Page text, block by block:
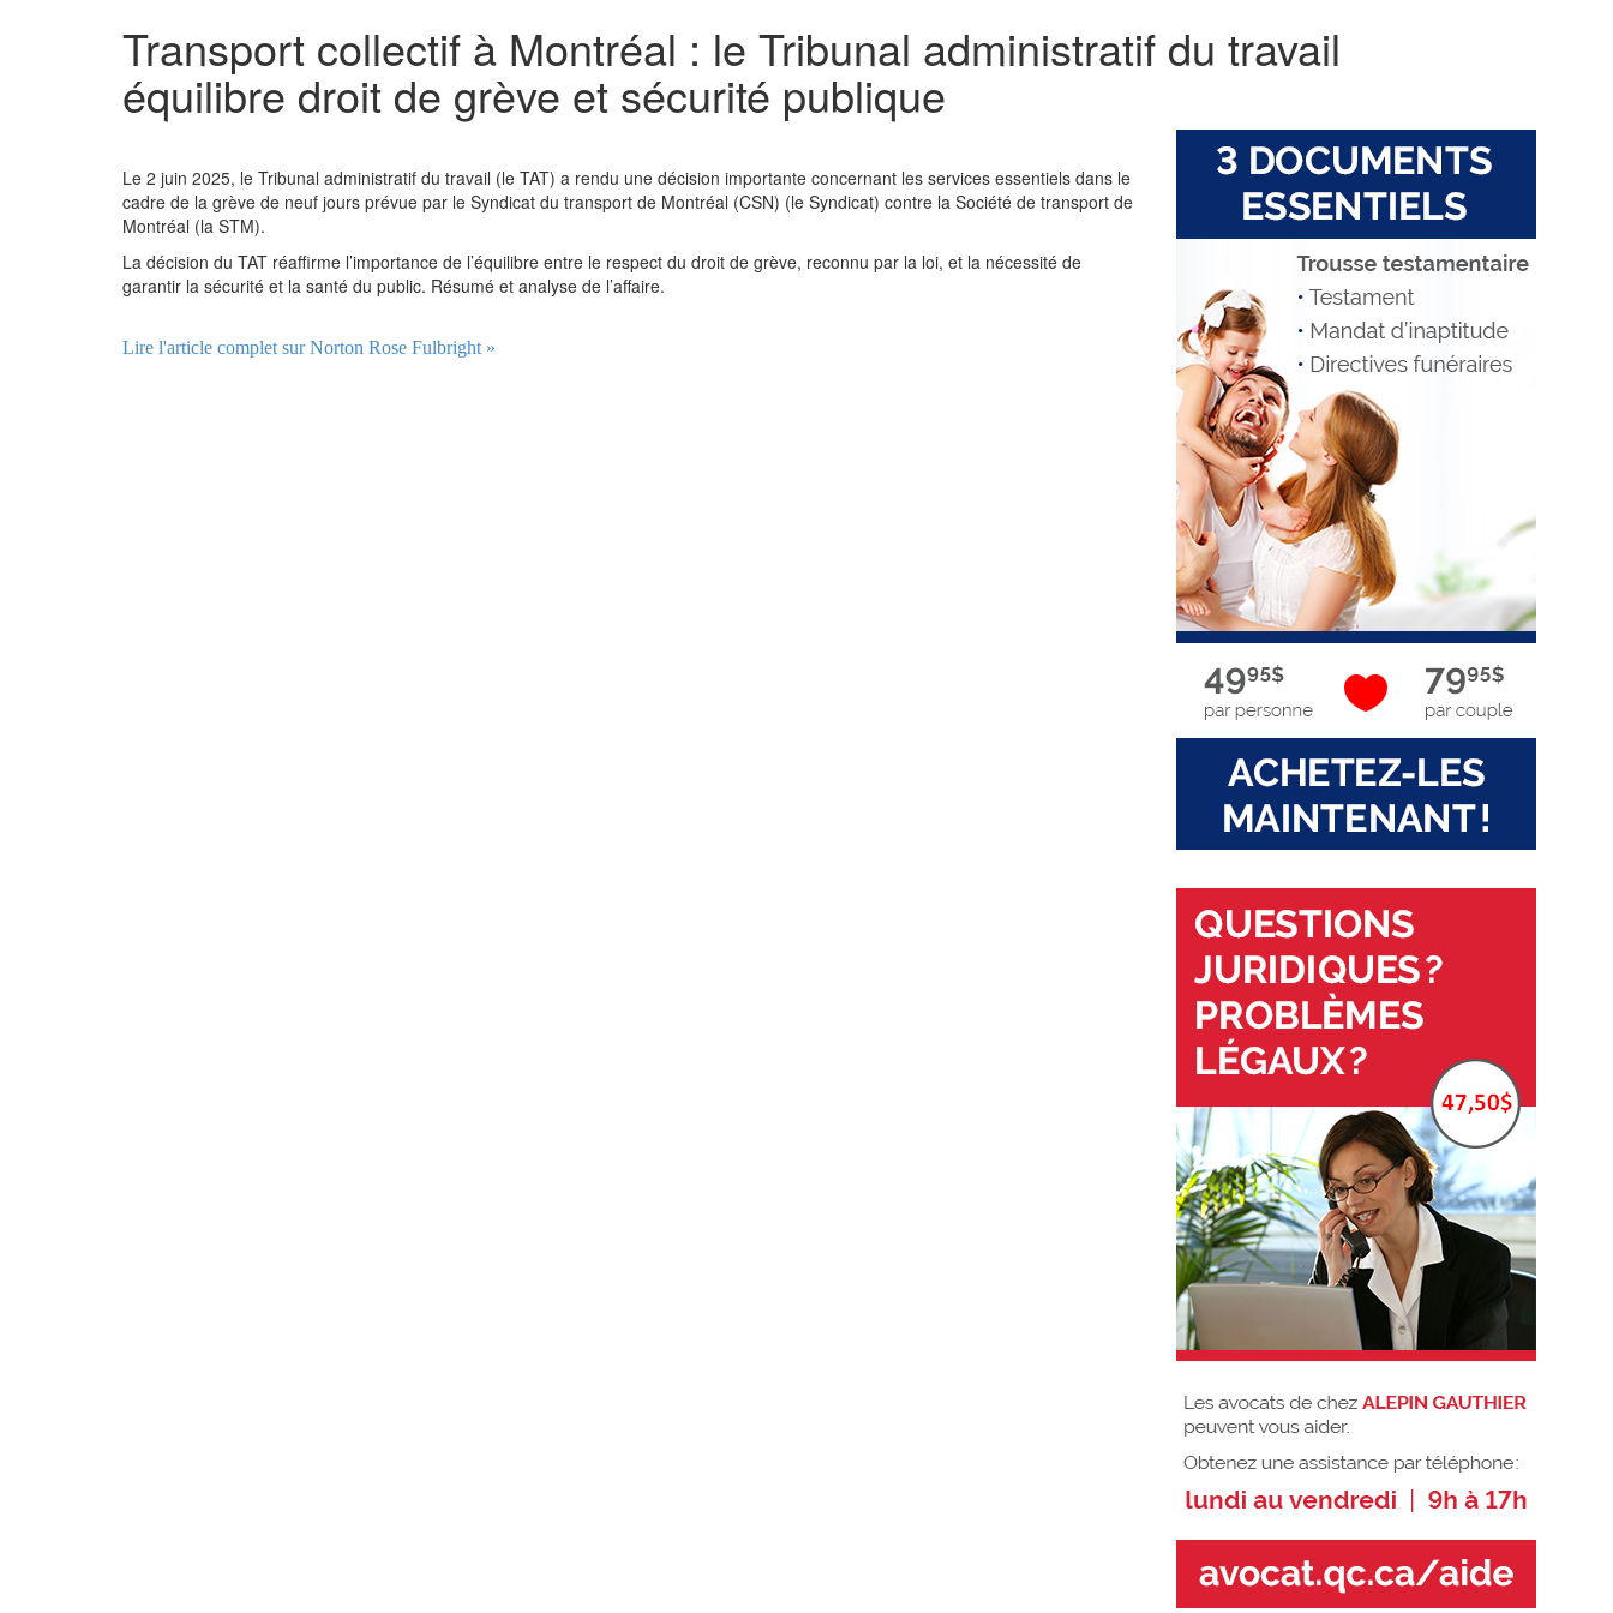
Transport collectif à Montréal : le Tribunal administratif du travail
équilibre droit de grève et sécurité publique
Le 2 juin 2025, le Tribunal administratif du travail (le TAT) a rendu une décision importante concernant les services essentiels dans le
cadre de la grève de neuf jours prévue par le Syndicat du transport de Montréal (CSN) (le Syndicat) contre la Société de transport de
Montréal (la STM).
La décision du TAT réaffirme l’importance de l’équilibre entre le respect du droit de grève, reconnu par la loi, et la nécessité de
garantir la sécurité et la santé du public. Résumé et analyse de l’affaire.
Lire l'article complet sur Norton Rose Fulbright »